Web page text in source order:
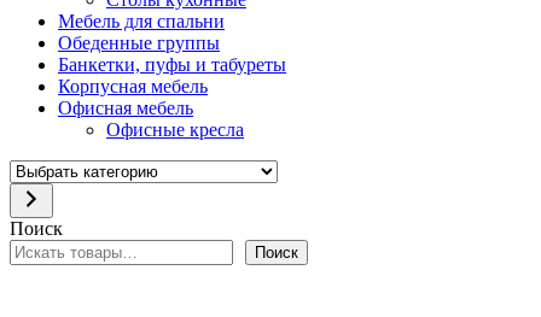
Мебель для спальни
Обеденные группы
Банкетки, пуфы и табуреты
Корпусная мебель
Офисная мебель
Офисные кресла
Выбрать
категорию
Поиск
Поиск